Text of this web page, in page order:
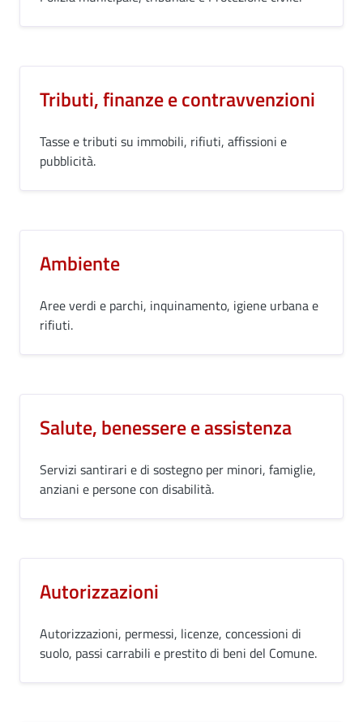
Tributi, finanze e contravvenzioni
Tasse e tributi su immobili, rifiuti, affissioni e
pubblicità.
Ambiente
Aree verdi e parchi, inquinamento, igiene urbana e
rifiuti.
Salute, benessere e assistenza
Servizi santirari e di sostegno per minori, famiglie,
anziani e persone con disabilità.
Autorizzazioni
Autorizzazioni, permessi, licenze, concessioni di
suolo, passi carrabili e prestito di beni del Comune.